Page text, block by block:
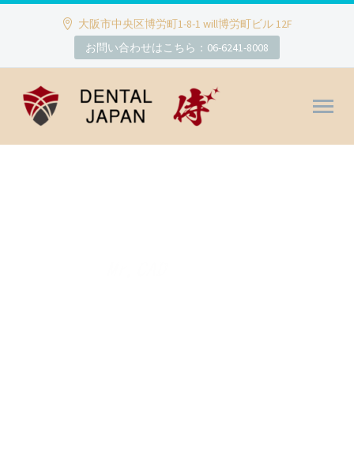
大阪市中央区博労町1-8-1 will博労町ビル 12F
お問い合わせはこちら：06-6241-8008